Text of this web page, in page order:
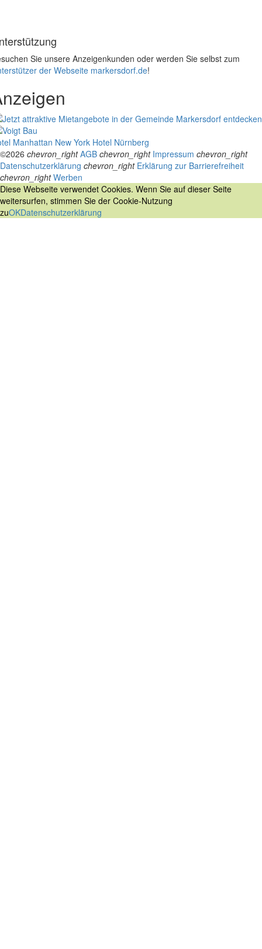
Sie unsere Anzeigenkunden oder werden Sie selbst zum
der Webseite markersdorf.de!
Manhattan New York Hotel Nürnberg
©2026 chevron_right AGB chevron_right Impressum chevron_right
Datenschutzerklärung chevron_right Erklärung zur Barrierefreiheit
chevron_right Werben
Diese Webseite verwendet Cookies. Wenn Sie auf dieser Seite
weitersurfen, stimmen Sie der Cookie-Nutzung
zuOKDatenschutzerklärung